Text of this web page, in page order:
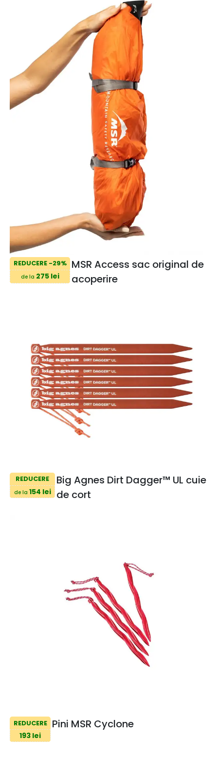
REDUCERE -29%
de la 275 lei
MSR Access sac original de
acoperire
REDUCERE
de la 154 lei
Big Agnes Dirt Dagger™ UL cuie
de cort
REDUCERE
193 lei
Pini MSR Cyclone